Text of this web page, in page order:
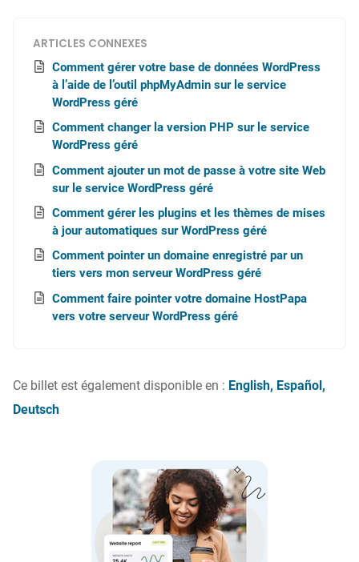
ARTICLES CONNEXES
Comment gérer votre base de données WordPress
à l’aide de l’outil phpMyAdmin sur le service
WordPress géré
Comment changer la version PHP sur le service
WordPress géré
Comment ajouter un mot de passe à votre site Web
sur le service WordPress géré
Comment gérer les plugins et les thèmes de mises
à jour automatiques sur WordPress géré
Comment pointer un domaine enregistré par un
tiers vers mon serveur WordPress géré
Comment faire pointer votre domaine HostPapa
vers votre serveur WordPress géré
Ce billet est également disponible en : English Español
Deutsch